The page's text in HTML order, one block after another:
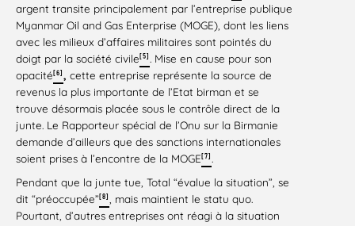
argent transite principalement par l’entreprise publique
Myanmar Oil and Gas Enterprise (MOGE), dont les liens
avec les milieux d’affaires militaires sont pointés du
doigt par la société civile[5] . Mise en cause pour son
opacité[6] , cette entreprise représente la source de
revenus la plus importante de l’Etat birman et se
trouve désormais placée sous le contrôle direct de la
junte. Le Rapporteur spécial de l’Onu sur la Birmanie
demande d’ailleurs que des sanctions internationales
soient prises à l’encontre de la MOGE[7] .
Pendant que la junte tue, Total “évalue la situation”, se
dit “préoccupée”[8]
, mais maintient le statu quo.
Pourtant, d’autres entreprises ont réagi à la situation